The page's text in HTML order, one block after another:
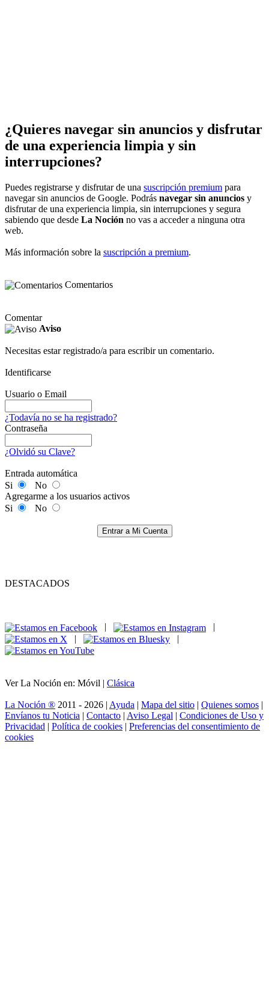
¿Quieres navegar sin anuncios y disfrutar
de una experiencia limpia y sin
interrupciones?
Puedes registrarse y disfrutar de una suscripción premium para
navegar sin anuncios de Google. Podrás navegar sin anuncios y
disfrutar de una experiencia limpia, sin interrupciones y segura
sabiendo que desde La Noción no vas a acceder a ninguna otra
web.
Más información sobre la suscripción a premium.
Comentarios
Comentar
Aviso
Necesitas estar registrado/a para escribir un comentario.
Identificarse
Usuario o Email
¿Todavía no se ha registrado?
Contraseña
¿Olvidó su Clave?
Entrada automática
Si
No
Agregarme a los usuarios activos
Si
No
Entrar a Mi Cuenta
DESTACADOS
|
|
Ver La Noción en: Móvil | Clásica
La Noción ® 2011 - 2026 | Ayuda | Mapa del sitio | Quienes somos |
Envíanos tu Noticia | Contacto | Aviso Legal | Condiciones de Uso y
Privacidad | Política de cookies | Preferencias del consentimiento de
cookies